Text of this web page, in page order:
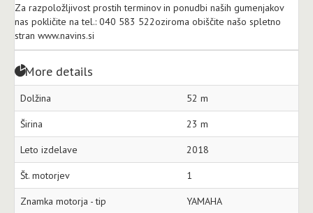
Za razpoložljivost prostih terminov in ponudbi naših gumenjakov
nas pokličite na tel.: 040 583 522oziroma obiščite našo spletno
stran www.navins.si
More details
Dolžina 52 m
Širina 23 m
Leto izdelave 2018
Št. motorjev 1
Znamka motorja - tip YAMAHA